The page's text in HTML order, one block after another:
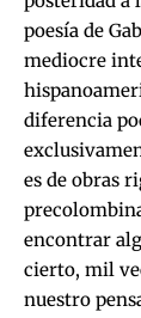
poesía de
mediocre
diferencia
es de obras
encontrar
cierto, mil
nuestro